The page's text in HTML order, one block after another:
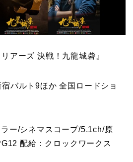
アーズ 決戦！九龍城砦』
バルト9ほか 全国ロードショ
ー/シネマスコープ/5.1ch/原
配給：クロックワークス